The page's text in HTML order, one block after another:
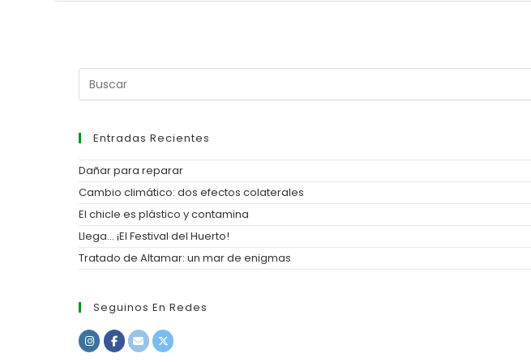
Entradas Recientes
Dañar para reparar
Cambio climático: dos efectos colaterales
El chicle es plástico y contamina
Llega… ¡El Festival del Huerto!
Tratado de Altamar: un mar de enigmas
Seguinos En Redes